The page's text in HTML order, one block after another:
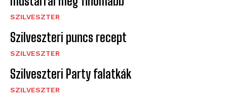
SZILVESZTER
Szilveszteri puncs recept
SZILVESZTER
Szilveszteri Party falatkák
SZILVESZTER